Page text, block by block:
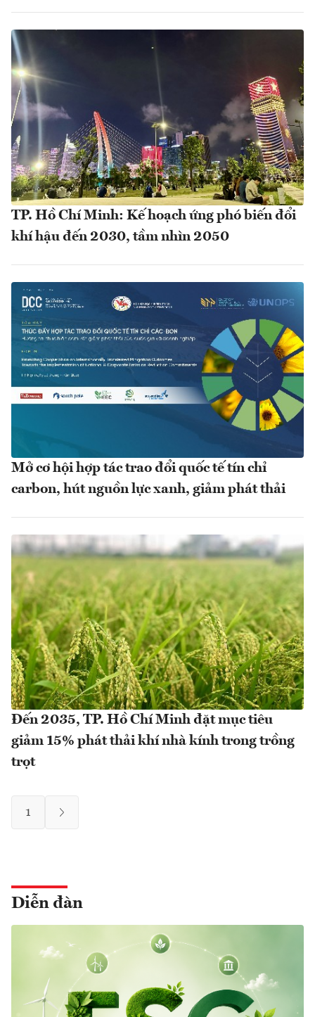
TP. Hồ Chí Minh: Kế hoạch ứng phó biến đổi
khí hậu đến 2030, tầm nhìn 2050
Mở cơ hội hợp tác trao đổi quốc tế tín chỉ
carbon, hút nguồn lực xanh, giảm phát thải
Đến 2035, TP. Hồ Chí Minh đặt mục tiêu
giảm 15% phát thải khí nhà kính trong trồng
trọt
1
Diễn đàn